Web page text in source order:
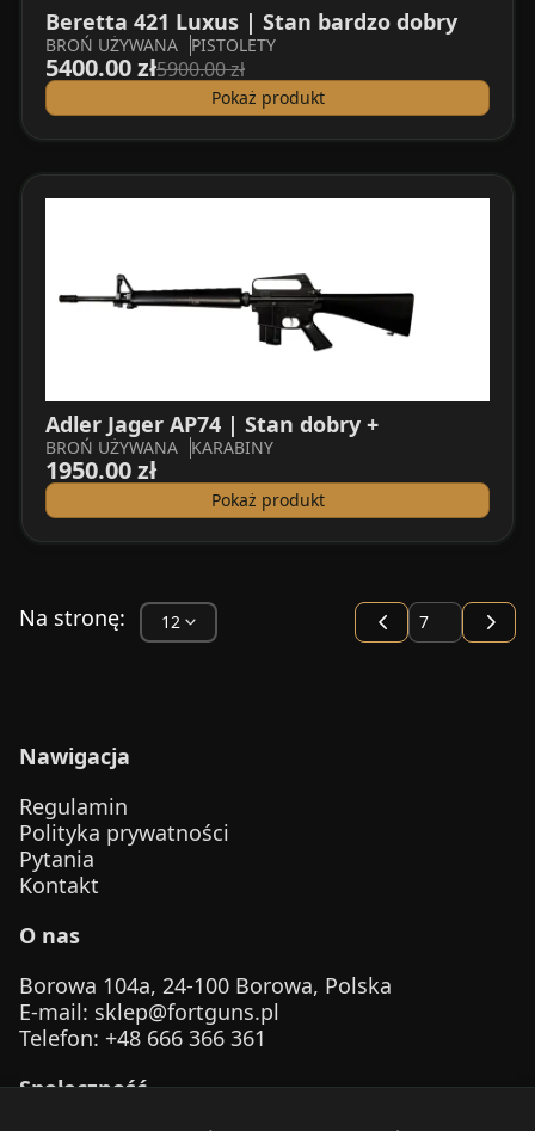
Beretta 421 Luxus | Stan bardzo dobry
BROŃ UŻYWANA PISTOLETY
5400.00 zł5900.00 zł
Pokaż produkt
Adler Jager AP74 | Stan dobry +
BROŃ UŻYWANA KARABINY
1950.00 zł
Pokaż produkt
Na stronę:
Nawigacja
Regulamin
Polityka prywatności
Pytania
Kontakt
O nas
Borowa 104a, 24-100 Borowa, Polska
E-mail: sklep@fortguns.pl
Telefon: +48 666 366 361
Społeczność